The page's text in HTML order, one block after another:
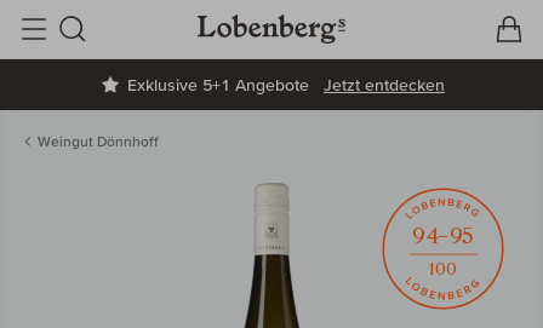
Exklusive 5+1 Angebote Jetzt entdecken
Suche
Weingut Dönnhoff
94–95
100